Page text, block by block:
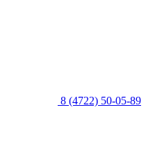
8 (4722) 50-05-89